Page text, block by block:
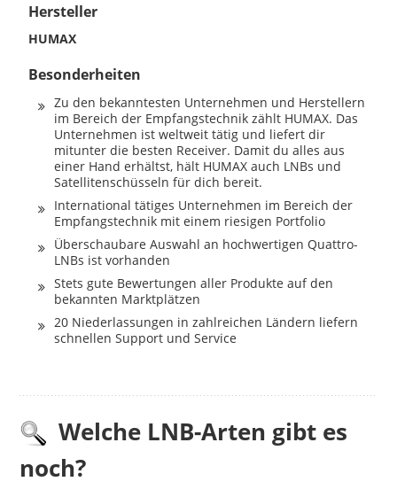
Hersteller
HUMAX
Besonderheiten
Zu den bekanntesten Unternehmen und Herstellern
im Bereich der Empfangstechnik zählt HUMAX. Das
Unternehmen ist weltweit tätig und liefert dir
mitunter die besten Receiver. Damit du alles aus
einer Hand erhältst, hält HUMAX auch LNBs und
Satellitenschüsseln für dich bereit.
International tätiges Unternehmen im Bereich der
Empfangstechnik mit einem riesigen Portfolio
Überschaubare Auswahl an hochwertigen Quattro-
LNBs ist vorhanden
Stets gute Bewertungen aller Produkte auf den
bekannten Marktplätzen
20 Niederlassungen in zahlreichen Ländern liefern
schnellen Support und Service
Welche LNB-Arten gibt es
noch?